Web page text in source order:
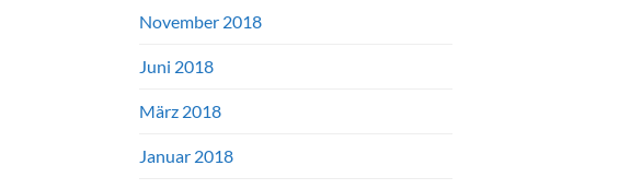
November 2018
Juni 2018
März 2018
Januar 2018